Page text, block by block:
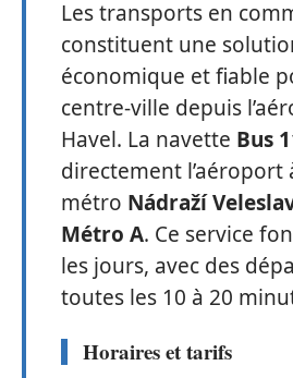
Les transports en
constituent une
économique et fiable
centre-ville depuis
Havel. La navette Bus
directement l’aéroport
métro Nádraží
Métro A. Ce service
les jours, avec des
toutes les 10 à 20
Horaires et tarifs